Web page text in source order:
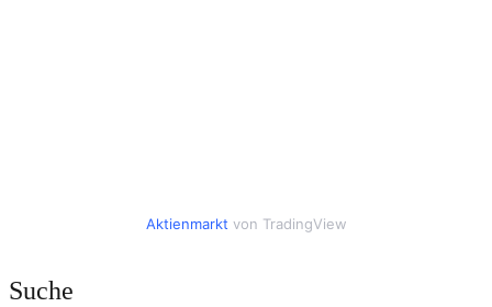
Aktienmarkt von TradingView
Suche